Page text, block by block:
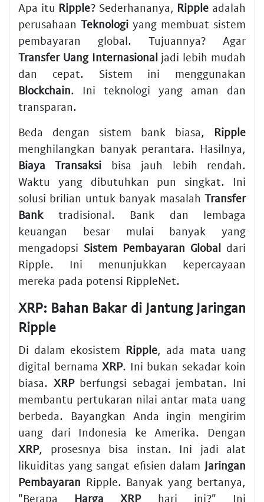
Apa itu Ripple? Sederhananya, Ripple adalah
perusahaan Teknologi yang membuat sistem
pembayaran global. Tujuannya? Agar
Transfer Uang Internasionaljadi lebih mudah
dan cepat. Sistem ini menggunakan
Blockchain. Ini teknologi yang aman dan
transparan.
Beda dengan sistem bank biasa, Ripple
menghilangkan banyak perantara. Hasilnya,
Biaya Transaksi bisa jauh lebih rendah.
Waktu yang dibutuhkan pun singkat. Ini
solusi brilian untuk banyak masalah Transfer
Banktradisional. Bank dan lembaga
keuangan besar mulai banyak yang
mengadopsi Sistem Pembayaran Global dari
Ripple. Ini menunjukkan kepercayaan
mereka pada potensi RippleNet.
XRP: Bahan Bakar di Jantung Jaringan
Ripple
Di dalam ekosistem Ripple, ada mata uang
digital bernama XRP. Ini bukan sekadar koin
biasa. XRPberfungsi sebagai jembatan. Ini
membantu pertukaran nilai antar mata uang
berbeda. Bayangkan Anda ingin mengirim
uang dari Indonesia ke Amerika. Dengan
XRP, prosesnya bisa instan. Ini jadi alat
likuiditas yang sangat efisien dalam Jaringan
Pembayaran Ripple. Banyak yang bertanya,
"Berapa Harga XRPhari ini?" Ini